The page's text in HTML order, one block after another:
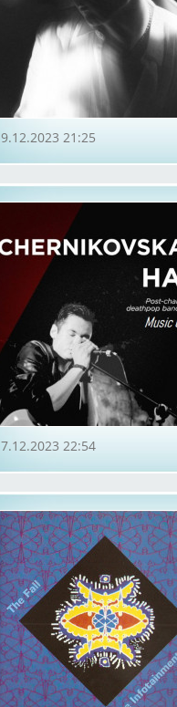
21:25
22:54